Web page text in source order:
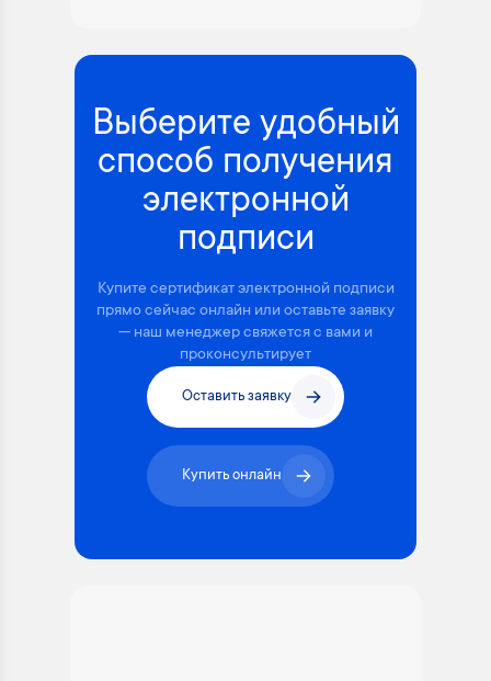
Выберите удобный
способ получения
электронной
подписи
Купите сертификат электронной подписи
прямо сейчас онлайн или оставьте заявку
— наш менеджер свяжется с вами и
проконсультирует
Оставить заявку
Купить онлайн